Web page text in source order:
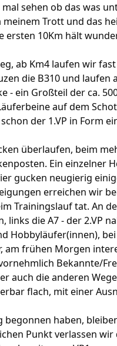
sehen ob das was
meinem Trott und das
ersten 10Km hält
ab Km4 laufen wir fast
die B310 und laufen
- ein Großteil der ca.
auf dem
der 1.VP in Form
überlaufen, beim
Ein einzelner
gucken neugierig
erreichen wir
Trainingslauf tat. An
links die A7 - der 2.VP
Hobbyläufer(innen),
am frühen Morgen
Bekannte/
auch die anderen
flach, mit einer
begonnen haben,
Punkt verlassen wir